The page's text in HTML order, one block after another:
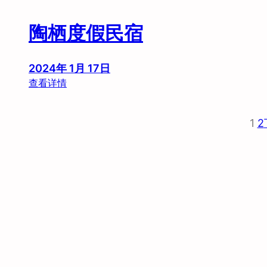
陶栖度假民宿
2024年 1月 17日
查看详情：
1 2